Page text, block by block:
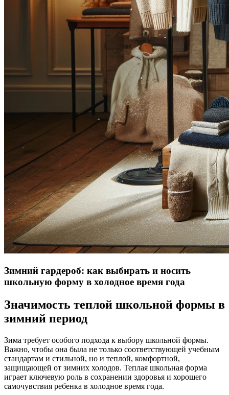
Зимний гардероб: как выбирать и носить
школьную форму в холодное время года
Значимость теплой школьной формы в
зимний период
Зима требует особого подхода к выбору школьной формы.
Важно, чтобы она была не только соответствующей учебным
стандартам и стильной, но и теплой, комфортной,
защищающей от зимних холодов. Теплая школьная форма
играет ключевую роль в сохранении здоровья и хорошего
самочувствия ребенка в холодное время года.